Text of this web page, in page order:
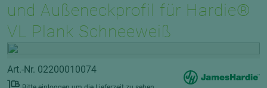
und Außeneckprofil für Hardie®
VL Plank Schneeweiß
Art.-Nr. 02200010074